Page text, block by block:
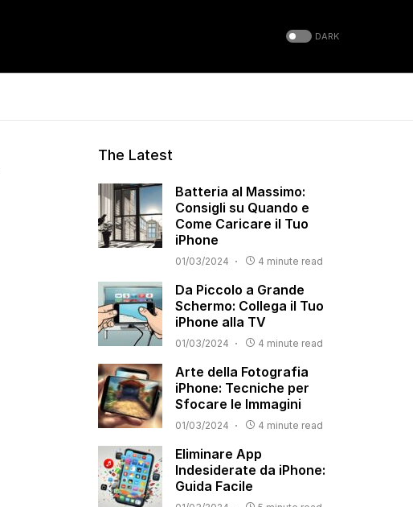
DARK
The Latest
Batteria al Massimo:
Consigli su Quando e
Come Caricare il Tuo
iPhone
01/03/2024 4 minute read
Da Piccolo a Grande
Schermo: Collega il Tuo
iPhone alla TV
01/03/2024 4 minute read
Arte della Fotografia
iPhone: Tecniche per
Sfocare le Immagini
01/03/2024 4 minute read
Eliminare App
Indesiderate da iPhone:
Guida Facile